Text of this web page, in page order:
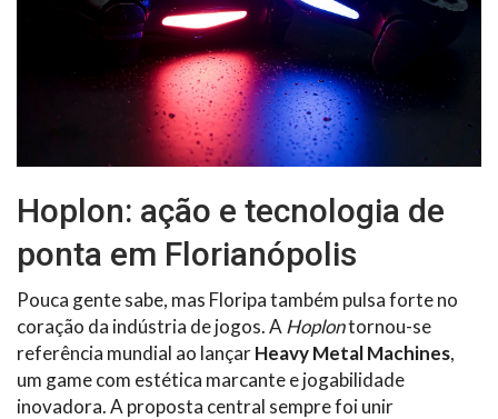
Hoplon: ação e tecnologia de
ponta em Florianópolis
Pouca gente sabe, mas Floripa também pulsa forte no
coração da indústria de jogos. A Hoplontornou-se
referência mundial ao lançarHeavy Metal Machines,
um game com estética marcante e jogabilidade
inovadora. A proposta central sempre foi unir